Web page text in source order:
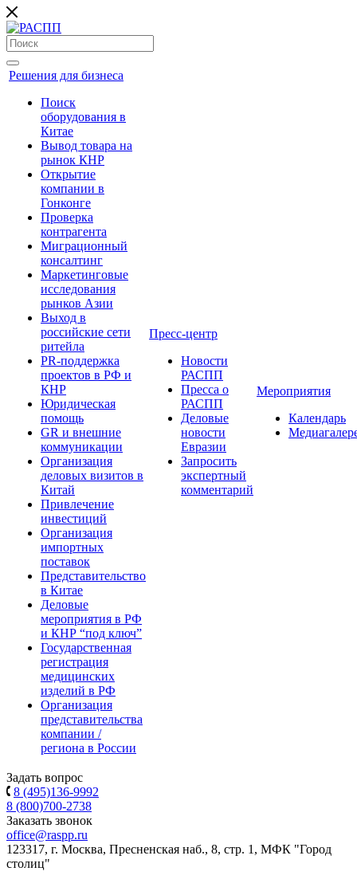
Решения для бизнеса
Поиск
оборудования в
Китае
Вывод товара на
рынок КНР
Открытие
компании в
Гонконге
Проверка
контрагента
Миграционный
консалтинг
Маркетинговые
исследования
рынков Азии
Выход в
российские сети
ритейла
PR-поддержка
проектов в РФ и
КНР
Юридическая
помощь
GR и внешние
коммуникации
Организация
деловых визитов в
Китай
Привлечение
инвестиций
Организация
импортных
поставок
Представительство
в Китае
Деловые
мероприятия в РФ
и КНР “под ключ”
Государственная
регистрация
медицинских
изделий в РФ
Организация
представительства
компании /
региона в России
Пресс-центр
Новости
РАСПП
Пресса о
РАСПП
Деловые
новости
Евразии
Запросить
экспертный
комментарий
Мероприятия
Календарь
Задать вопрос
8 (495)136-9992
8 (800)700-2738
Заказать звонок
office@raspp.ru
123317, г. Москва, Пресненская наб., 8, стр. 1, МФК "Город
столиц"